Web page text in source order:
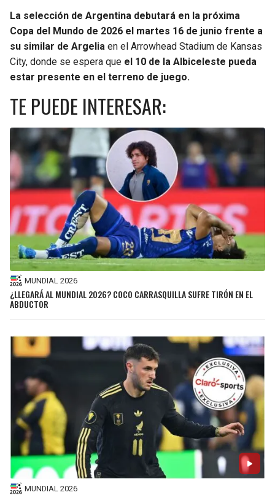
La selección de Argentina debutará en la próxima
Copa del Mundo de 2026 el martes 16 de junio frente a
su similar de Argelia en el Arrowhead Stadium de Kansas
City, donde se espera que el 10 de la Albiceleste pueda
estar presente en el terreno de juego.
TE PUEDE INTERESAR:
MUNDIAL 2026
¿LLEGARÁ AL MUNDIAL 2026? COCO CARRASQUILLA SUFRE TIRÓN EN EL
ABDUCTOR
MUNDIAL 2026